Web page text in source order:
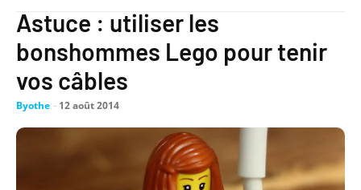
Astuce : utiliser les
bonshommes Lego pour tenir
vos câbles
Byothe - 12 août 2014